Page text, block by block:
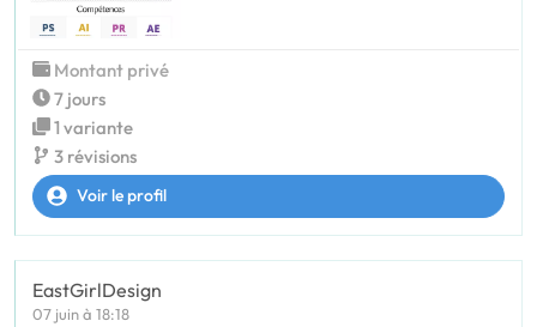
Montant privé
7 jours
1 variante
3 révisions
Voir le profil
EastGirlDesign
07 juin à 18:18